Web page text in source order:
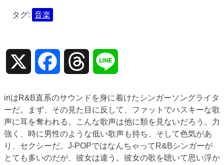
タグ: 音楽
Facebook Threads
iriはR&B直系のサウンドを身に着けたシンガーソングライタ
ーだ。まず、その見た目に反して、ファットでハスキーな歌
声に耳を奪われる。こんな歌声は他に類を見ないだろう。力
強く、時に男性のような低い歌声も持ち、そして色気があ
り、セクシーだ。J-POPではなんちゃってR&Bシンガーが
とても多いのだが、彼女は違う。彼女の歌を聴いて思い浮か